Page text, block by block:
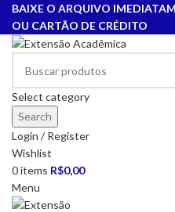
BAIXE O ARQUIVO
OU CARTÃO DE CRÉDITO
Select category
Search
Login / Register
Wishlist
0items R$0,00
Menu